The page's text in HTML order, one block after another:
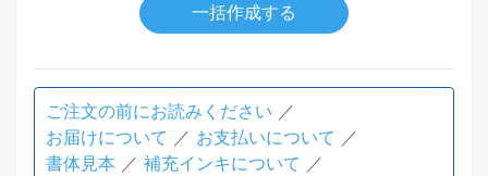
一括作成する
ご注文の前にお読みください
お届けについて
お支払いについて
書体見本
補充インキについて